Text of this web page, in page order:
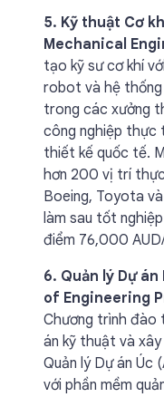
5. Kỹ thuật Cơ
Mechanical
tạo kỹ sư cơ khí
robot và hệ thống
trong các xưởng
công nghiệp thực
thiết kế quốc tế.
hơn 200 vị trí
Boeing, Toyota
làm sau tốt
điểm 76,000
6. Quản lý Dự
of Engineering
Chương trình đào
án kỹ thuật và
Quản lý Dự án Úc
với phần mềm